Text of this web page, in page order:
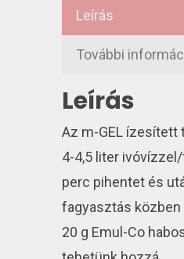
Leírás
További
Leírás
Az m-GEL ízesített
4-4,5 liter
perc pihentet és
fagyasztás
20 g Emul-Co